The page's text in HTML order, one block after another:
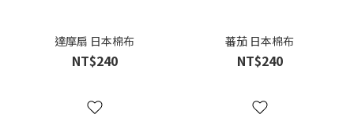
達摩扇 日本棉布
NT$240
蕃茄 日本棉布
NT$240